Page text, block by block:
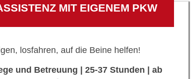
MIT EIGENEM PKW
losfahren, auf die Beine helfen!
und Betreuung | 25-37 Stunden | ab